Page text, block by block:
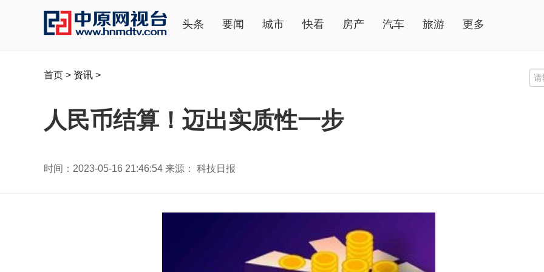
头条 要闻 城市 快看 房产 汽车 旅游 更多
首页 > 资讯 >
人民币结算！迈出实质性一步
时间：2023-05-16 21:46:54 来源： 科技日报